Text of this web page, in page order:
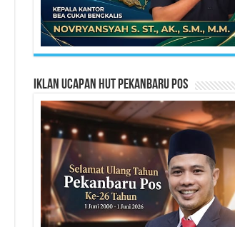
Iklan Ucapan HUT Pekanbaru Pos